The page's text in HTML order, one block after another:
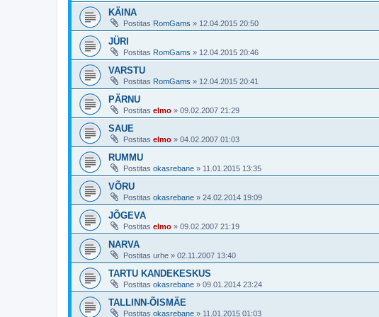
KÄINA
Postitas RomGams » 12.04.2015 20:50
JÜRI
Postitas RomGams » 12.04.2015 20:46
VARSTU
Postitas RomGams » 12.04.2015 20:41
PÄRNU
Postitas elmo » 09.02.2007 21:29
SAUE
Postitas elmo » 04.02.2007 01:03
RUMMU
Postitas okasrebane » 11.01.2015 13:35
VÕRU
Postitas okasrebane » 24.02.2014 19:09
JÕGEVA
Postitas elmo » 09.02.2007 21:19
NARVA
Postitas urhe » 02.11.2007 13:40
TARTU KANDEKESKUS
Postitas okasrebane » 09.01.2014 23:24
TALLINN-ÕISMÄE
Postitas okasrebane » 11.01.2015 01:03